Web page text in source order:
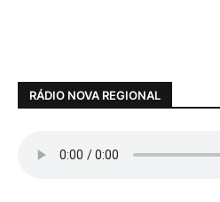
RÁDIO NOVA REGIONAL